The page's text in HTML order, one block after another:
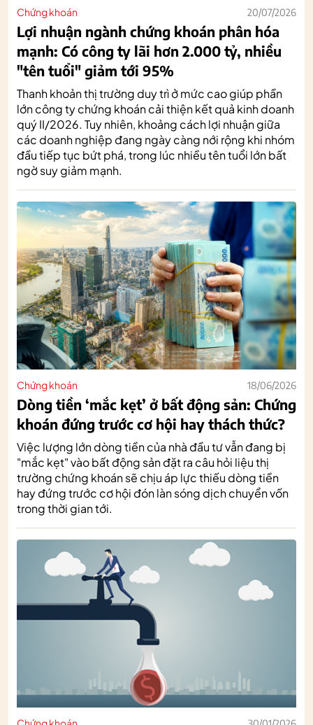
Chứng khoán 20/07/2026
Lợi nhuận ngành chứng khoán phân hóa
mạnh: Có công ty lãi hơn 2.000 tỷ, nhiều
"tên tuổi" giảm tới 95%
Thanh khoản thị trường duy trì ở mức cao giúp phần
lớn công ty chứng khoán cải thiện kết quả kinh doanh
quý II/2026. Tuy nhiên, khoảng cách lợi nhuận giữa
các doanh nghiệp đang ngày càng nới rộng khi nhóm
đầu tiếp tục bứt phá, trong lúc nhiều tên tuổi lớn bất
ngờ suy giảm mạnh.
Chứng khoán 18/06/2026
Dòng tiền ‘mắc kẹt’ ở bất động sản: Chứng
khoán đứng trước cơ hội hay thách thức?
Việc lượng lớn dòng tiền của nhà đầu tư vẫn đang bị
"mắc kẹt" vào bất động sản đặt ra câu hỏi liệu thị
trường chứng khoán sẽ chịu áp lực thiếu dòng tiền
hay đứng trước cơ hội đón làn sóng dịch chuyển vốn
trong thời gian tới.